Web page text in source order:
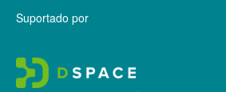
Suportado por